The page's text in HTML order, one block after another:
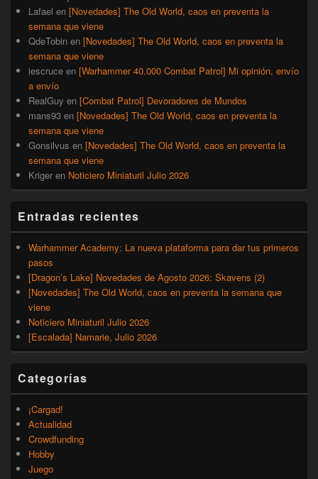
Lafael en [Novedades] The Old World, caos en preventa la
semana que viene
QdeTobin en [Novedades] The Old World, caos en preventa la
semana que viene
iescruce en [Warhammer 40.000 Combat Patrol] Mi opinión, envío
a envío
RealGuy en [Combat Patrol] Devoradores de Mundos
mans93 en [Novedades] The Old World, caos en preventa la
semana que viene
Gonsilvus en [Novedades] The Old World, caos en preventa la
semana que viene
Kriger en Noticiero Miniaturil Julio 2026
Entradas recientes
Warhammer Academy: La nueva plataforma para dar tus primeros
pasos
[Dragon’s Lake] Novedades de Agosto 2026: Skavens (2)
[Novedades] The Old World, caos en preventa la semana que
viene
Noticiero Miniaturil Julio 2026
[Escalada] Namarie, Julio 2026
Categorías
¡Cargad!
Actualidad
Crowdfunding
Hobby
Juego